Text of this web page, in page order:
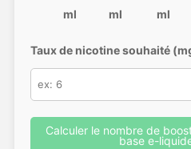
ml
ml
ml
Taux de nicotine souhaité
Calculer le nombre de
base e-